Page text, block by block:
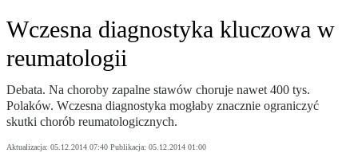
Wczesna diagnostyka kluczowa w
reumatologii
Debata. Na choroby zapalne stawów choruje nawet 400 tys.
Polaków. Wczesna diagnostyka mogłaby znacznie ograniczyć
skutki chorób reumatologicznych.
Aktualizacja: 05.12.2014 07:40 Publikacja: 05.12.2014 01:00